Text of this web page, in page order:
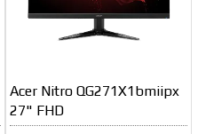
Acer Nitro QG271X1bmiipx
27" FHD